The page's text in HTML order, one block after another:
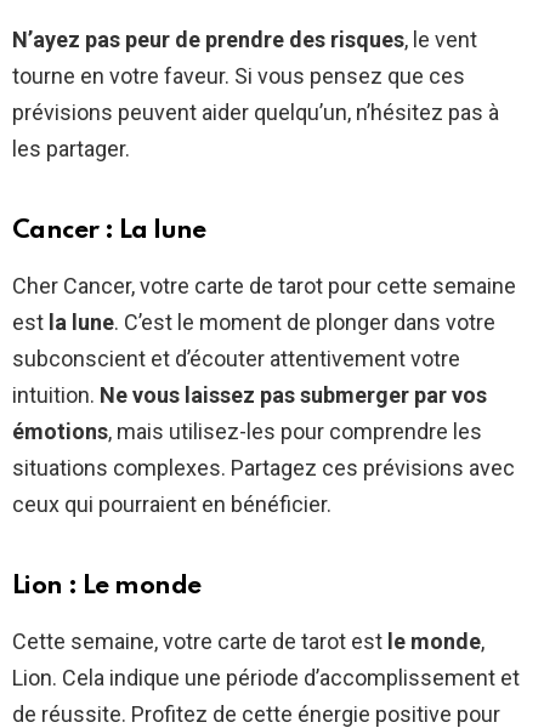
N’ayez pas peur de prendre des risques, le vent
tourne en votre faveur. Si vous pensez que ces
prévisions peuvent aider quelqu’un, n’hésitez pas à
les partager.
Cancer : La lune
Cher Cancer, votre carte de tarot pour cette semaine
est la lune. C’est le moment de plonger dans votre
subconscient et d’écouter attentivement votre
intuition. Ne vous laissez pas submerger par vos
émotions, mais utilisez-les pour comprendre les
situations complexes. Partagez ces prévisions avec
ceux qui pourraient en bénéficier.
Lion : Le monde
Cette semaine, votre carte de tarot est le monde,
Lion. Cela indique une période d’accomplissement et
de réussite. Profitez de cette énergie positive pour